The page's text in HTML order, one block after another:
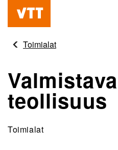
Hyppää
pääsisältöön
Beyond
obvious
Toimialat
Valmistava
teollisuus
Toimialat